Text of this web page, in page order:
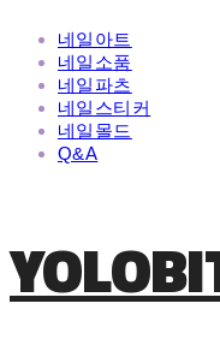
네일아트
네일소품
네일파츠
네일스티커
네일몰드
Q&A